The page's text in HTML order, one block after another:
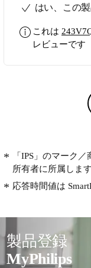
はい、この
これは
レビューです
「IPS」のマーク
所有者に所属します
応答時間値は
製品登録
MyPhilips